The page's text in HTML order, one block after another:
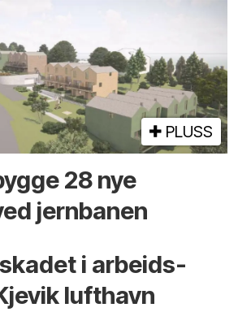
PLUSS
28 nye
jernbanen
i arbeids­
lufthavn